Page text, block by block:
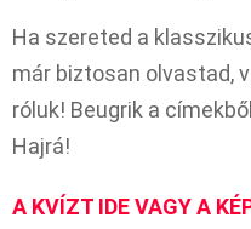
Ha szereted a
már biztosan olvastad,
róluk! Beugrik a
Hajrá!
A KVÍZT IDE VAGY A